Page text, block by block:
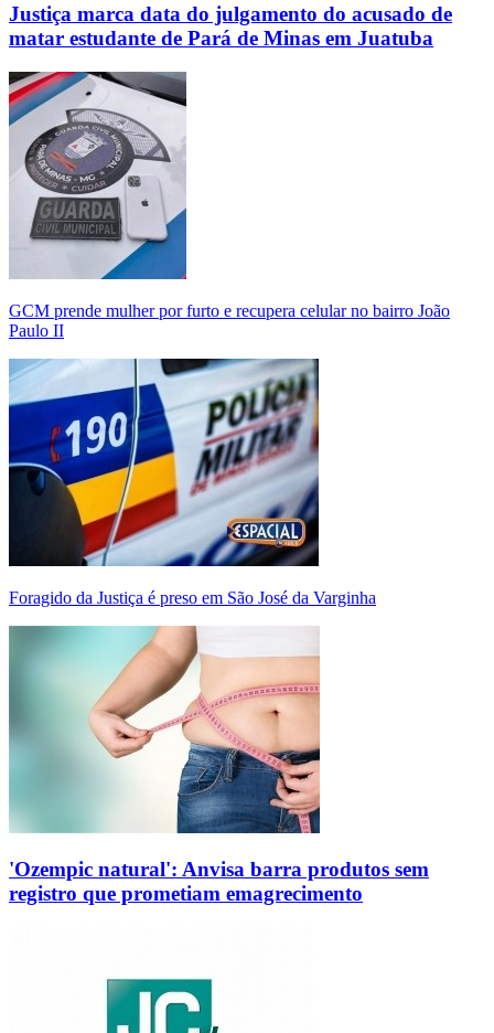
Justiça marca data do julgamento do acusado de
matar estudante de Pará de Minas em Juatuba
GCM prende mulher por furto e recupera celular no bairro João
Paulo II
Foragido da Justiça é preso em São José da Varginha
'Ozempic natural': Anvisa barra produtos sem
registro que prometiam emagrecimento